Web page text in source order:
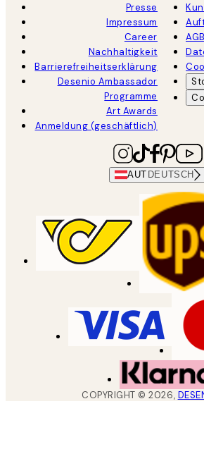
Presse
Impressum
Career
Nachhaltigkeit
Barrierefreiheitserklärung
Desenio Ambassador
Programme
Art Awards
Anmeldung (geschäftlich)
AGB
AUT DEUTSCH
COPYRIGHT ©2026,